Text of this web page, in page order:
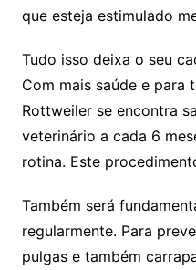
que esteja estimulado
Tudo isso deixa o seu
Com mais saúde e para
Rottweiler se encontra
veterinário a cada 6
rotina. Este
Também será
regularmente. Para
pulgas e também